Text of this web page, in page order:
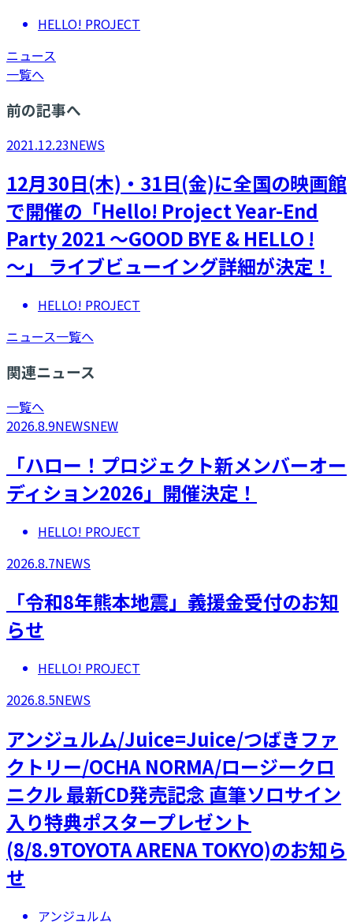
HELLO! PROJECT
ニュース
一覧へ
前の記事へ
2021.12.23NEWS
12月30日(木)・31日(金)に全国の映画館
で開催の「Hello! Project Year-End
Party 2021 〜GOOD BYE & HELLO !
〜」 ライブビューイング詳細が決定！
HELLO! PROJECT
ニュース一覧へ
関連ニュース
一覧へ
2026.8.9NEWSNEW
「ハロー！プロジェクト新メンバーオー
ディション2026」開催決定！
HELLO! PROJECT
2026.8.7NEWS
「令和8年熊本地震」義援金受付のお知
らせ
HELLO! PROJECT
2026.8.5NEWS
アンジュルム/Juice=Juice/つばきファ
クトリー/OCHA NORMA/ロージークロ
ニクル 最新CD発売記念 直筆ソロサイン
入り特典ポスタープレゼント
(8/8.9TOYOTA ARENA TOKYO)のお知ら
せ
アンジュルム